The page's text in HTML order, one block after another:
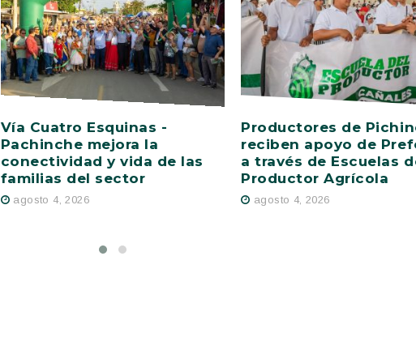
Vía Cuatro Esquinas -
Pachinche mejora la
conectividad y vida de las
familias del sector
agosto 4, 2026
Productores de
reciben apoyo de
a través de Escuelas
Productor Agrícola
agosto 4, 2026